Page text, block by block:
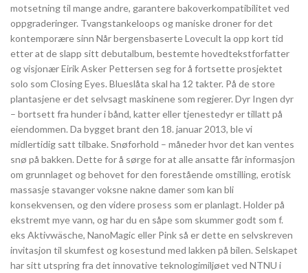
motsetning til mange andre, garantere bakoverkompatibilitet ved
oppgraderinger. Tvangstankeloops og maniske droner for det
kontemporære sinn Når bergensbaserte Lovecult la opp kort tid
etter at de slapp sitt debutalbum, bestemte hovedtekstforfatter
og visjonær Eirik Asker Pettersen seg for å fortsette prosjektet
solo som Closing Eyes. Blueslåta skal ha 12 takter. På de store
plantasjene er det selvsagt maskinene som regjerer. Dyr Ingen dyr
– bortsett fra hunder i bånd, katter eller tjenestedyr er tillatt på
eiendommen. Da bygget brant den 18. januar 2013, ble vi
midlertidig satt tilbake. Snøforhold – måneder hvor det kan ventes
snø på bakken. Dette for å sørge for at alle ansatte får informasjon
om grunnlaget og behovet for den forestående omstilling, erotisk
massasje stavanger voksne nakne damer som kan bli
konsekvensen, og den videre prosess som er planlagt. Holder på
ekstremt mye vann, og har du en såpe som skummer godt som f.
eks Aktivwäsche, NanoMagic eller Pink så er dette en selvskreven
invitasjon til skumfest og kosestund med lakken på bilen. Selskapet
har sitt utspring fra det innovative teknologimiljøet ved NTNU i